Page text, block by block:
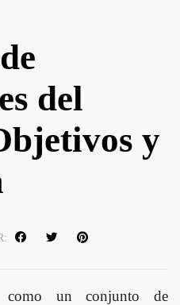
del
y
como un conjunto de